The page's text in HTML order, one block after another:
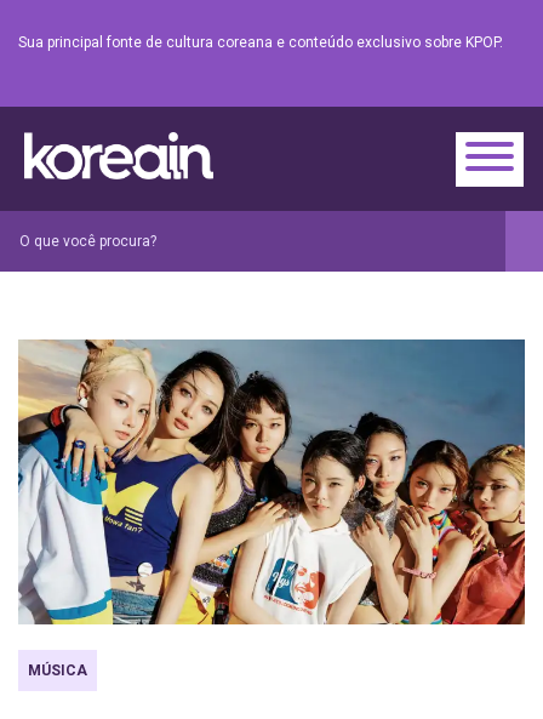
Sua principal fonte de cultura coreana e conteúdo exclusivo sobre KPOP.
MÚSICA